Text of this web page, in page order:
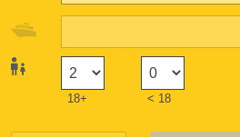
18+ < 18